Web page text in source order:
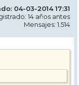
04-03-2014 17:31
14 años antes
Mensajes: 1.514